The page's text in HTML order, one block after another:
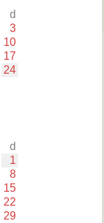
d
3
10
17
24
d
1
8
15
22
29